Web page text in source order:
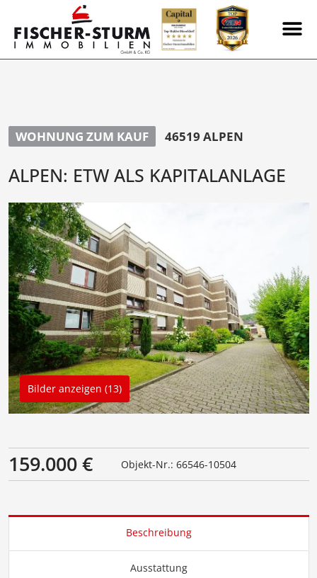
WOHNUNG ZUM KAUF 46519 ALPEN
ALPEN: ETW ALS KAPITALANLAGE
Bilder anzeigen (13)
159.000 € Objekt-Nr.: 66546-10504
Beschreibung
Ausstattung